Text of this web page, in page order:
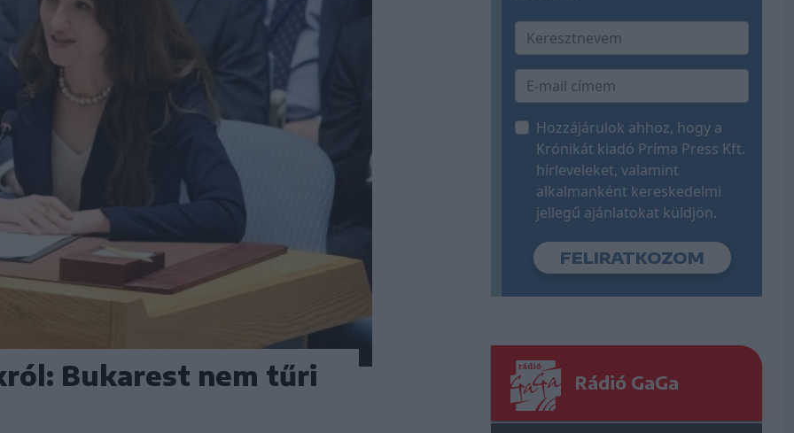
Bukarest nem tűri
Hozzájárulok ahhoz, hogy a
Krónikát kiadó Príma Press Kft.
hírleveleket, valamint
alkalmanként kereskedelmi
jellegű ajánlatokat küldjön.
Rádió GaGa